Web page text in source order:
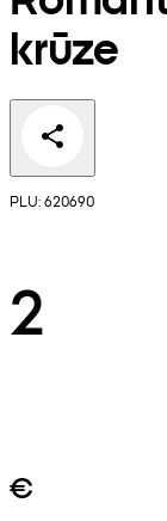
krūze
PLU: 620690
2
€